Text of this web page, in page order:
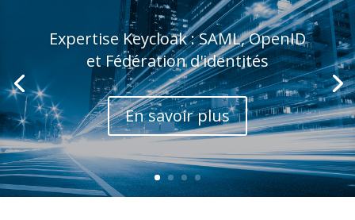
Expertise Keycloak : SAML, OpenID
et Fédération d'identités
En savoir plus